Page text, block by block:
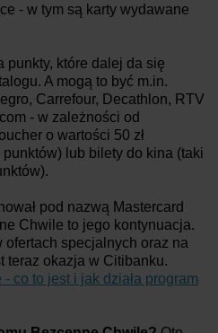
- w tym są karty wydawane
punkty, które dalej da się
A mogą to być m.in.
Carrefour, Decathlon, RTV
- w zależności od
o wartości 50 zł
lub bilety do kina (taki
pod nazwą Mastercard
Chwile to jego kontynuacja.
ofertach specjalnych oraz na
teraz okazja w Citibanku.
co to jest i jak działa program